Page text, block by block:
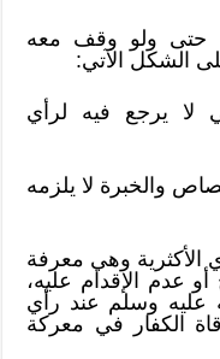
حتى ولو وقف معه
الشكل الآتي:
لا يرجع فيه لرأي
والخبرة لا يلزمه
الأكثرية وهي معرفة
عدم الإقدام عليه،
عليه وسلم عند رأي
الكفار في معركة